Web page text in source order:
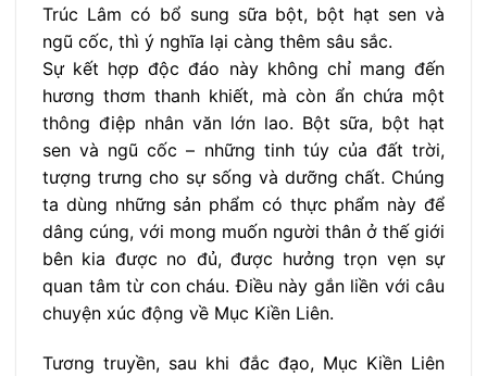
Trúc Lâm có bổ sung sữa bột, bột hạt sen và
ngũ cốc, thì ý nghĩa lại càng thêm sâu sắc.
Sự kết hợp độc đáo này không chỉ mang đến
hương thơm thanh khiết, mà còn ẩn chứa một
thông điệp nhân văn lớn lao. Bột sữa, bột hạt
sen và ngũ cốc – những tinh túy của đất trời,
tượng trưng cho sự sống và dưỡng chất. Chúng
ta dùng những sản phẩm có thực phẩm này để
dâng cúng, với mong muốn người thân ở thế giới
bên kia được no đủ, được hưởng trọn vẹn sự
quan tâm từ con cháu. Điều này gắn liền với câu
chuyện xúc động về Mục Kiền Liên.
Tương truyền, sau khi đắc đạo, Mục Kiền Liên